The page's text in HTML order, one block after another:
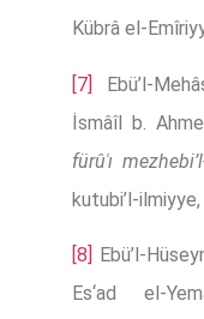
Kübrâ el-
[7]
Ebü’l-
İsmâîl b.
fürûʿı
kutubi’l-
[8]
Ebü’l-
Es‘ad el-